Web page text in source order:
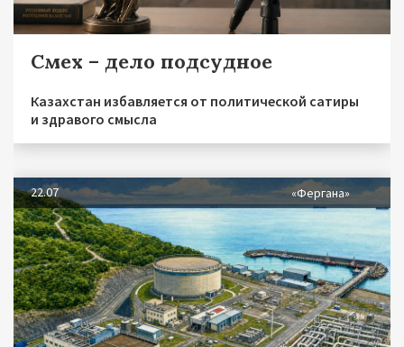
Смех – дело подсудное
Казахстан избавляется от политической сатиры
и здравого смысла
22.07 «Фергана»